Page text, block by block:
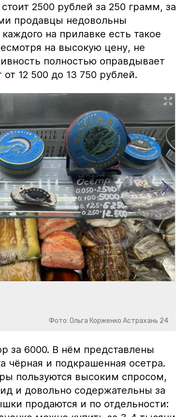
2500 рублей за 250 грамм, за
продавцы недовольны
на прилавке есть такое
на высокую цену, не
полностью оправдывает
12 500 до 13 750 рублей.
Фото: Ольга Корженко Астрахань 24
за 6000. В нём представлены
и подкрашенная осетра.
пользуются высоким спросом,
и довольно содержательны за
продаются и по отдельности: